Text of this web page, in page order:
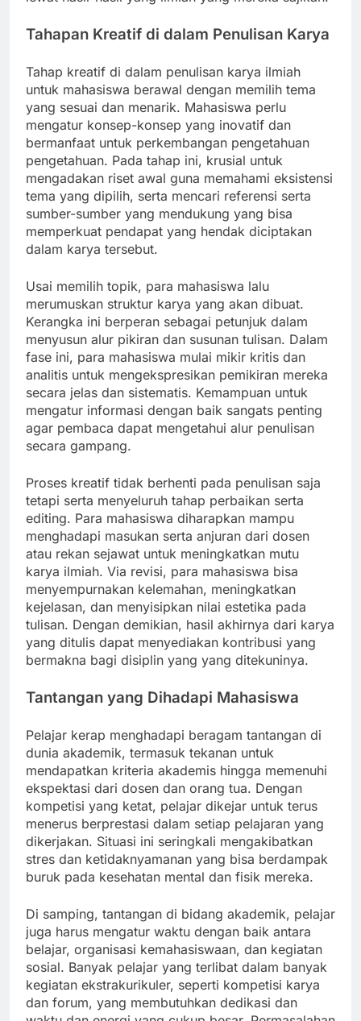
Tahapan Kreatif di dalam Penulisan Karya
Tahap kreatif di dalam penulisan karya ilmiah
untuk mahasiswa berawal dengan memilih tema
yang sesuai dan menarik. Mahasiswa perlu
mengatur konsep-konsep yang inovatif dan
bermanfaat untuk perkembangan pengetahuan
pengetahuan. Pada tahap ini, krusial untuk
mengadakan riset awal guna memahami eksistensi
tema yang dipilih, serta mencari referensi serta
sumber-sumber yang mendukung yang bisa
memperkuat pendapat yang hendak diciptakan
dalam karya tersebut.
Usai memilih topik, para mahasiswa lalu
merumuskan struktur karya yang akan dibuat.
Kerangka ini berperan sebagai petunjuk dalam
menyusun alur pikiran dan susunan tulisan. Dalam
fase ini, para mahasiswa mulai mikir kritis dan
analitis untuk mengekspresikan pemikiran mereka
secara jelas dan sistematis. Kemampuan untuk
mengatur informasi dengan baik sangats penting
agar pembaca dapat mengetahui alur penulisan
secara gampang.
Proses kreatif tidak berhenti pada penulisan saja
tetapi serta menyeluruh tahap perbaikan serta
editing. Para mahasiswa diharapkan mampu
menghadapi masukan serta anjuran dari dosen
atau rekan sejawat untuk meningkatkan mutu
karya ilmiah. Via revisi, para mahasiswa bisa
menyempurnakan kelemahan, meningkatkan
kejelasan, dan menyisipkan nilai estetika pada
tulisan. Dengan demikian, hasil akhirnya dari karya
yang ditulis dapat menyediakan kontribusi yang
bermakna bagi disiplin yang yang ditekuninya.
Tantangan yang Dihadapi Mahasiswa
Pelajar kerap menghadapi beragam tantangan di
dunia akademik, termasuk tekanan untuk
mendapatkan kriteria akademis hingga memenuhi
ekspektasi dari dosen dan orang tua. Dengan
kompetisi yang ketat, pelajar dikejar untuk terus
menerus berprestasi dalam setiap pelajaran yang
dikerjakan. Situasi ini seringkali mengakibatkan
stres dan ketidaknyamanan yang bisa berdampak
buruk pada kesehatan mental dan fisik mereka.
Di samping, tantangan di bidang akademik, pelajar
juga harus mengatur waktu dengan baik antara
belajar, organisasi kemahasiswaan, dan kegiatan
sosial. Banyak pelajar yang terlibat dalam banyak
kegiatan ekstrakurikuler, seperti kompetisi karya
dan forum, yang membutuhkan dedikasi dan